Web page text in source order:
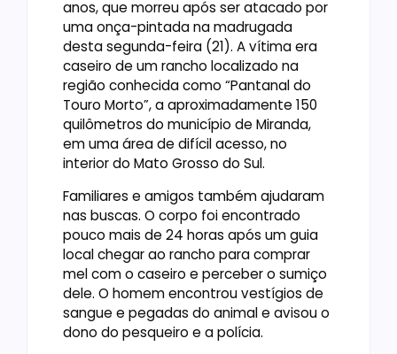
anos, que morreu após ser atacado por
uma onça-pintada na madrugada
desta segunda-feira (21). A vítima era
caseiro de um rancho localizado na
região conhecida como “Pantanal do
Touro Morto”, a aproximadamente 150
quilômetros do município de Miranda,
em uma área de difícil acesso, no
interior do Mato Grosso do Sul.
Familiares e amigos também ajudaram
nas buscas. O corpo foi encontrado
pouco mais de 24 horas após um guia
local chegar ao rancho para comprar
mel com o caseiro e perceber o sumiço
dele. O homem encontrou vestígios de
sangue e pegadas do animal e avisou o
dono do pesqueiro e a polícia.